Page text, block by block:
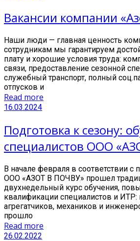
Вакансии компании
Наши люди — главная ценность
сотрудникам мы гарантируем
плату и хорошие условия труда:
связи, предоставление сезонной
служебный транспорт, полный
отпусков и
Read more
16.03.2024
Подготовка к сезону:
специалистов ООО
В начале февраля в соответствии с
ООО «АЗОТ В ПОЧВУ» прошел
двухнедельный курс обучения,
квалификации специалистов и ИТР:
агрегатчиков, механиков и
прошло
Read more
26.02.2022